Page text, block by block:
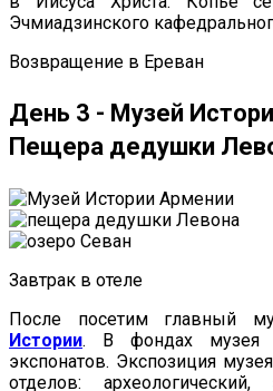
Эчмиадзинского
Возвращение в Ереван
День 3 - Музей
Пещера дедушки
Завтрак в отеле
После посетим главный
Истории. В фондах музея
экспонатов. Экспозиция
отделов: археологический,